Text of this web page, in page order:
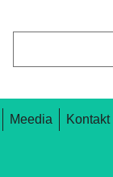
Meedia Kontakt